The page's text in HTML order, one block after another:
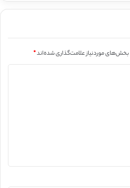
بخش‌های موردنیاز علامت‌گذاری شده‌اند*